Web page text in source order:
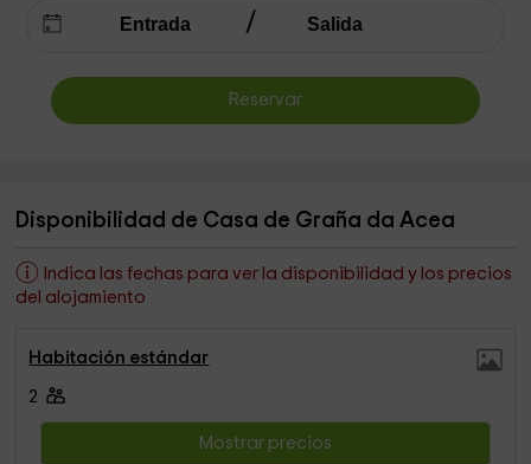
Reservar
Disponibilidad de Casa de Graña da Acea
Indica las fechas para ver la disponibilidad y los precios
del alojamiento
Habitación estándar
2
Mostrar precios